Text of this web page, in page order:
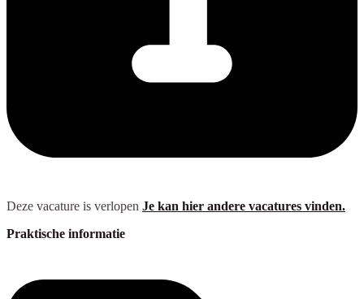
Deze vacature is verlopen Je kan hier andere vacatures vinden.
Praktische informatie